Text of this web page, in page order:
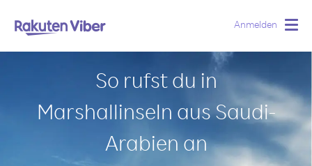
Anmelden
So rufst du in
Marshallinseln aus Saudi-
Arabien an